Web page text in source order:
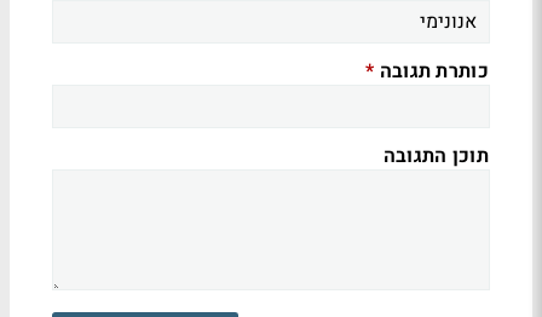
כותרת תגובה *
תוכן התגובה